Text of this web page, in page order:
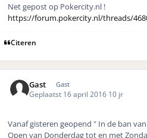
Net gepost op Pokercity.nl !
https://forum.pokercity.nl/threads/
Citeren
Gast Gast
Geplaatst 16 april 2016 10 jr
Vanaf gisteren geopend " In de ban
Open van Donderdag tot en met